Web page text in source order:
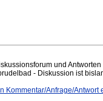
und
- Diskussion ist
Kommentar/Anfrage/